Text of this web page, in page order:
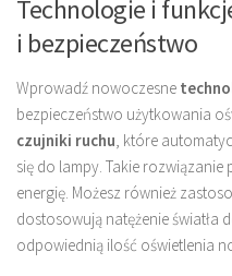
Technologie i
i bezpieczeństwo
Wprowadź nowoczesne
bezpieczeństwo użytkowania
czujniki ruchu, które
się do lampy. Takie
energię. Możesz również
dostosowują natężenie światła
odpowiednią ilość oświetlenia